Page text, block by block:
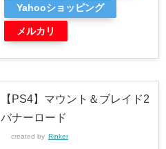
Yahooショッピング
メルカリ
【PS4】マウント＆ブレイド2
バナーロード
created by Rinker